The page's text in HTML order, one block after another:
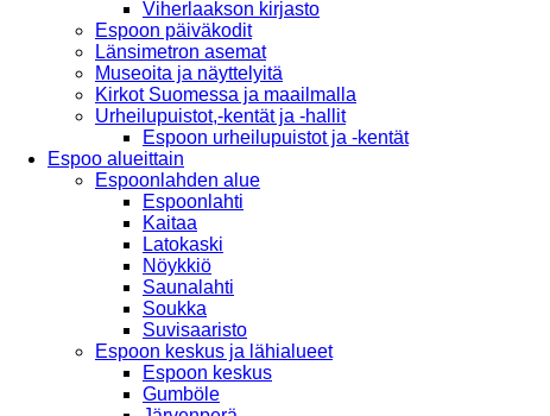
Viherlaakson kirjasto
Espoon päiväkodit
Länsimetron asemat
Museoita ja näyttelyitä
Kirkot Suomessa ja maailmalla
Urheilupuistot,-kentät ja -hallit
Espoon urheilupuistot ja -kentät
Espoo alueittain
Espoonlahden alue
Espoonlahti
Kaitaa
Latokaski
Nöykkiö
Saunalahti
Soukka
Suvisaaristo
Espoon keskus ja lähialueet
Espoon keskus
Gumböle